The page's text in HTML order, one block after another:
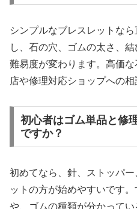
シンプルなブレスレットな
し、石の穴、ゴムの太さ、
難易度が変わります。高価
店や修理対応ショップへの相
初心者はゴム単品と修
ですか？
初めてなら、針、ストッパ
ットの方が始めやすいです
や、ゴムの種類が分かって